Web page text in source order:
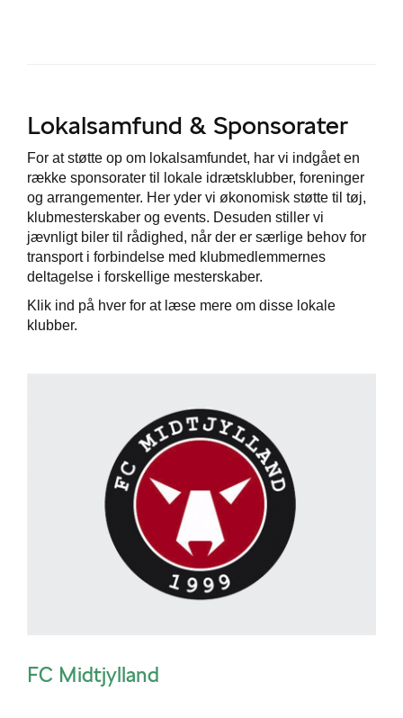
Lokalsamfund & Sponsorater
For at støtte op om lokalsamfundet, har vi indgået en
række sponsorater til lokale idrætsklubber, foreninger
og arrangementer. Her yder vi økonomisk støtte til tøj,
klubmesterskaber og events. Desuden stiller vi
jævnligt biler til rådighed, når der er særlige behov for
transport i forbindelse med klubmedlemmernes
deltagelse i forskellige mesterskaber.
Klik ind på hver for at læse mere om disse lokale
klubber.
FC Midtjylland